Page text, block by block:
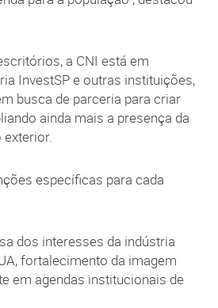
a CNI está em
InvestSP e outras instituições,
busca de parceria para criar
ainda mais a presença da
exterior.
específicas para cada
dos interesses da indústria
fortalecimento da imagem
em agendas institucionais de